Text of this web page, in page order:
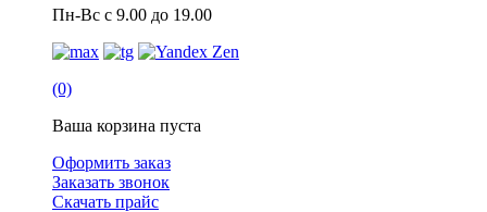
Пн-Вс с 9.00 до 19.00
(0)
Ваша корзина пуста
Оформить заказ
Заказать звонок
Скачать прайс